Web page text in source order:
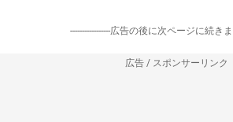
-----------------広告の後に次ページに続きま
広告 / スポンサーリンク